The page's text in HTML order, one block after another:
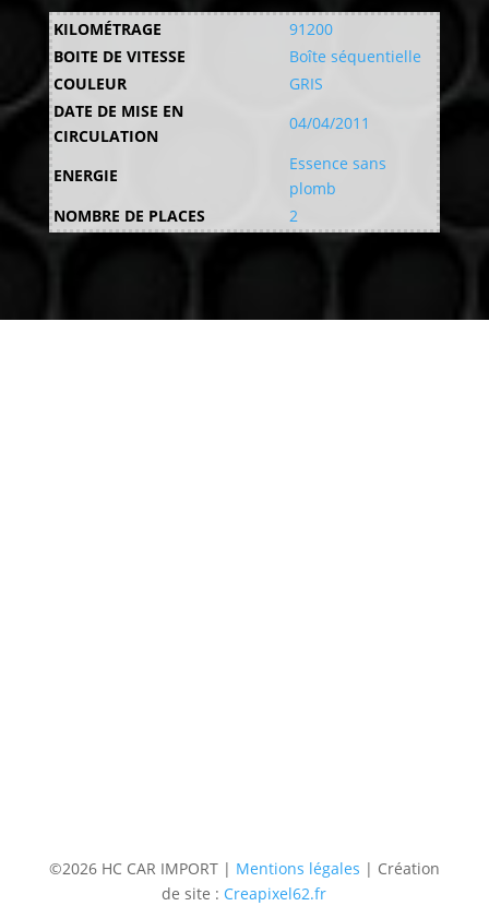
KILOMÉTRAGE
91200
BOITE DE VITESSE
Boîte séquentielle
COULEUR
GRIS
DATE DE MISE EN
CIRCULATION
04/04/2011
ENERGIE
Essence sans
plomb
NOMBRE DE PLACES
2
©2026 HC CAR IMPORT | Mentions légales | Création
de site : Creapixel62.fr